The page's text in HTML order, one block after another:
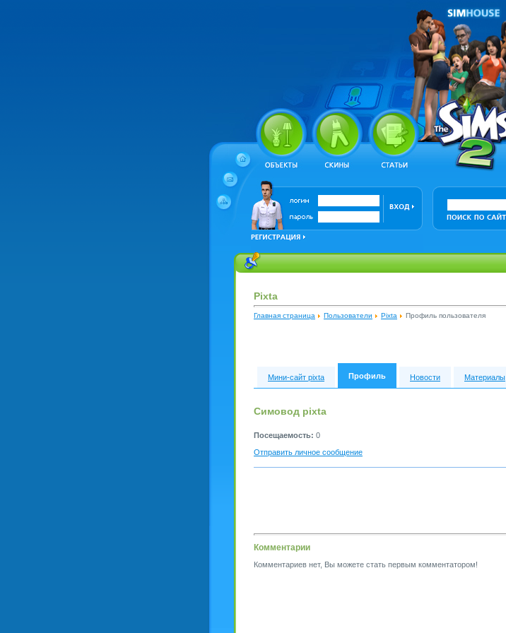
Pixta
Главная страница Пользователи Pixta Профиль пользователя
Мини-сайт pixta Профиль Новости Материалы
Симовод pixta
Посещаемость: 0
Отправить личное сообщение
Комментарии
Комментариев нет, Вы можете стать первым комментатором!